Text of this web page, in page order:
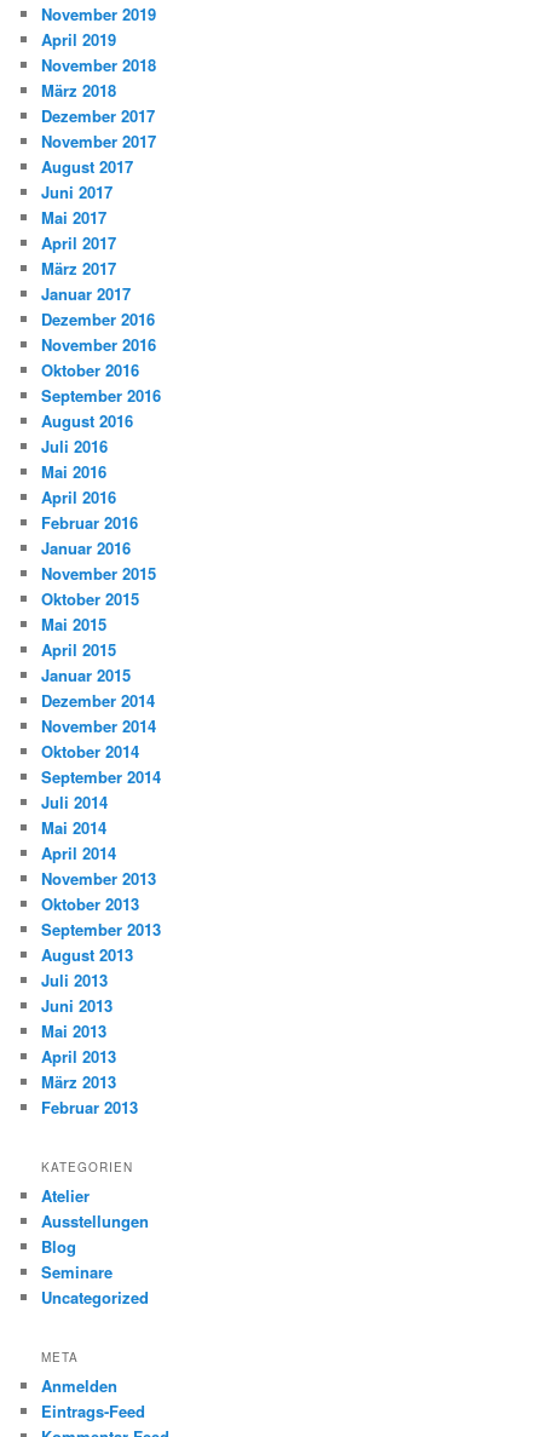
November 2019
April 2019
November 2018
März 2018
Dezember 2017
November 2017
August 2017
Juni 2017
Mai 2017
April 2017
März 2017
Januar 2017
Dezember 2016
November 2016
Oktober 2016
September 2016
August 2016
Juli 2016
Mai 2016
April 2016
Februar 2016
Januar 2016
November 2015
Oktober 2015
Mai 2015
April 2015
Januar 2015
Dezember 2014
November 2014
Oktober 2014
September 2014
Juli 2014
Mai 2014
April 2014
November 2013
Oktober 2013
September 2013
August 2013
Juli 2013
Juni 2013
Mai 2013
April 2013
März 2013
Februar 2013
KATEGORIEN
Atelier
Ausstellungen
Blog
Seminare
Uncategorized
META
Anmelden
Eintrags-Feed